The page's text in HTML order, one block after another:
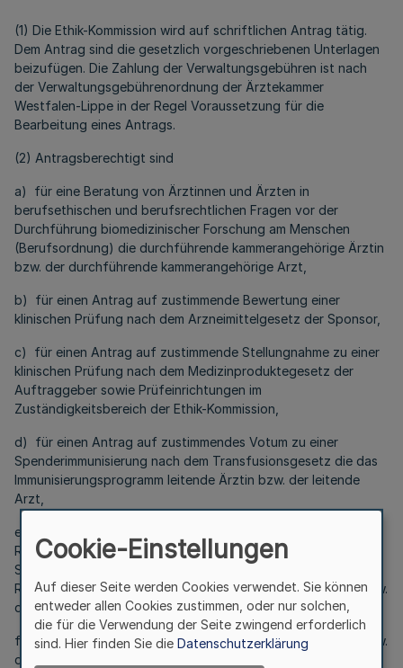
(1) Die Ethik-Kommission wird auf schriftlichen Antrag tätig.
Dem Antrag sind die gesetzlich vorgeschriebenen Unterlagen
beizufügen. Die Zahlung der Verwaltungsgebühren ist nach
der Verwaltungsgebührenordnung der Ärztekammer
Westfalen-Lippe in der Regel Voraussetzung für die
Bearbeitung eines Antrags.
(2) Antragsberechtigt sind
a) für eine Beratung von Ärztinnen und Ärzten in
berufsethischen und berufsrechtlichen Fragen vor der
Durchführung biomedizinischer Forschung am Menschen
(Berufsordnung) die durchführende kammerangehörige Ärztin
bzw. der durchführende kammerangehörige Arzt,
b) für einen Antrag auf zustimmende Bewertung einer
klinischen Prüfung nach dem Arzneimittelgesetz der Sponsor,
c) für einen Antrag auf zustimmende Stellungnahme zu einer
klinischen Prüfung nach dem Medizinproduktegesetz der
Auftraggeber sowie Prüfeinrichtungen im
Zuständigkeitsbereich der Ethik-Kommission,
d) für einen Antrag auf zustimmendes Votum zu einer
Spenderimmunisierung nach dem Transfusionsgesetz die das
Immunisierungsprogramm leitende Ärztin bzw. der leitende
Arzt,
e) für einen Antrag auf Stellungnahme zur Anwendung von
Röntgen- oder ionisierender Strahlung oder radioaktiver
Stoffe zum Zwecke der medizinischen Forschung nach der
Röntgen- oder der Strahlenschutzverordnung die Leiterin bzw.
der Leiter der Studie,
f) in den Fällen des § 1 Abs. 4 Satz 3 die jeweilige Leiterin bzw.
der jeweilige Leiter des Forschungsvorhabens.
Cookie-Einstellungen
Auf dieser Seite werden Cookies verwendet. Sie können
entweder allen Cookies zustimmen, oder nur solchen,
die für die Verwendung der Seite zwingend erforderlich
sind. Hier finden Sie die Datenschutzerklärung